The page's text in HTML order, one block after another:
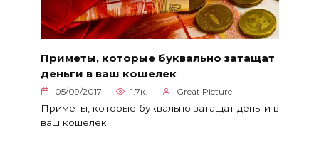
Приметы, которые буквально затащат
деньги в ваш кошелек
05/09/2017 1.7к. Great Picture
Приметы, которые буквально затащат деньги в
ваш кошелек.